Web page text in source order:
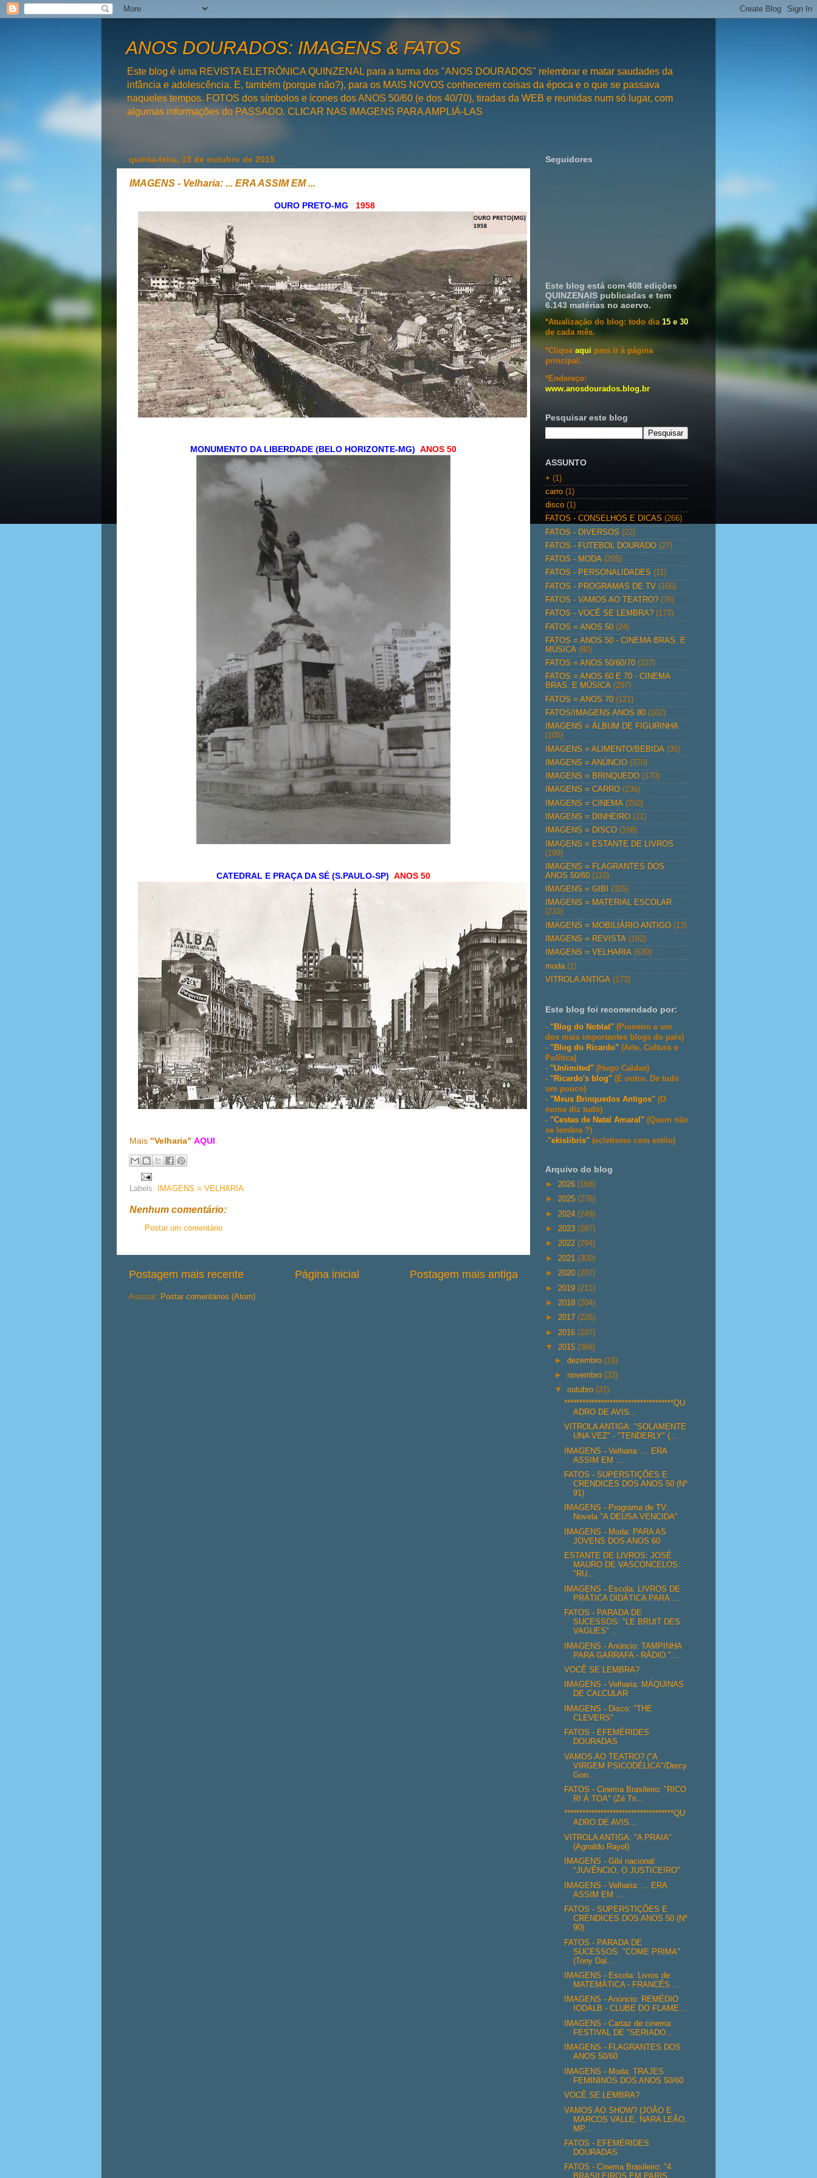
ANOS DOURADOS: IMAGENS & FATOS
Este blog é uma REVISTA ELETRÔNICA QUINZENAL para a turma dos "ANOS DOURADOS" relembrar e matar saudades da
infância e adolescência. E, também (porque não?), para os MAIS NOVOS conhecerem coisas da época e o que se passava
naqueles tempos. FOTOS dos símbolos e ícones dos ANOS 50/60 (e dos 40/70), tiradas da WEB e reunidas num só lugar, com
algumas informações do PASSADO. CLICAR NAS IMAGENS PARA AMPLIÁ-LAS
quinta-feira, 15 de outubro de 2015
IMAGENS - Velharia: ... ERA ASSIM EM ...
OURO PRETO-MG 1958
MONUMENTO DA LIBERDADE (BELO HORIZONTE-MG) ANOS 50
CATEDRAL E PRAÇA DA SÉ (S.PAULO-SP) ANOS 50
Mais "Velharia" AQUI.
Labels: IMAGENS = VELHARIA
Nenhum comentário:
Postar um comentário
Postagem mais recente Postagem mais antiga
Página inicial
Assinar: Postar comentários (Atom)
Seguidores
Este blog está com 408 edições
QUINZENAIS publicadas e tem
6.143 matérias no acervo.
*Atualização do blog: todo dia 15 e 30
de cada mês.
*Clique aqui para ir à página
principal.
*Endereço:
www.anosdourados.blog.br
Pesquisar este blog
ASSUNTO
+ (1)
carro (1)
disco (1)
FATOS - CONSELHOS E DICAS (266)
FATOS - DIVERSOS (22)
FATOS - FUTEBOL DOURADO (27)
FATOS - MODA (205)
FATOS - PERSONALIDADES (11)
FATOS - PROGRAMAS DE TV (166)
FATOS - VAMOS AO TEATRO? (76)
FATOS - VOCÊ SE LEMBRA? (173)
FATOS = ANOS 50 (24)
FATOS = ANOS 50 - CINEMA BRAS. E
MÚSICA (80)
FATOS = ANOS 50/60/70 (327)
FATOS = ANOS 60 E 70 - CINEMA
BRAS. E MÚSICA (297)
FATOS = ANOS 70 (121)
FATOS/IMAGENS ANOS 80 (162)
IMAGENS = ÁLBUM DE FIGURINHA
(105)
IMAGENS = ALIMENTO/BEBIDA (35)
IMAGENS = ANÚNCIO (370)
IMAGENS = BRINQUEDO (170)
IMAGENS = CARRO (236)
IMAGENS = CINEMA (250)
IMAGENS = DINHEIRO (21)
IMAGENS = DISCO (158)
IMAGENS = ESTANTE DE LIVROS
(199)
IMAGENS = FLAGRANTES DOS
ANOS 50/60 (110)
IMAGENS = GIBI
(325)
IMAGENS = MATERIAL ESCOLAR
(210)
IMAGENS = MOBILIÁRIO ANTIGO (13)
IMAGENS = REVISTA (182)
IMAGENS = VELHARIA (639)
moda (1)
VITROLA ANTIGA (173)
Este blog foi recomendado por:
- "Blog do Noblat" (Pioneiro e um
dos mais importantes blogs do país)
- "Blog do Ricardo" (Arte, Cultura e
Política)
- "Unlimited" (Hugo Caldas)
- "Ricardo's blog" (É outro. De tudo
um pouco)
- "Meus Brinquedos Antigos" (O
nome diz tudo)
- "Cestas de Natal Amaral" (Quem não
se lembra ?)
-"ekislibris" (ecletismo com estilo)
Arquivo do blog
► 2026 (168)
► 2025 (276)
► 2024 (249)
► 2023 (287)
► 2022 (294)
► 2021 (300)
► 2020 (207)
► 2019 (211)
► 2018 (204)
► 2017 (226)
► 2016 (297)
▼ 2015 (368)
►dezembro(16)
► novembro(32)
▼outubro(31)
************************************QU
ADRO DE AVIS...
VITROLA ANTIGA: "SOLAMENTE
UNA VEZ" - "TENDERLY" (...
IMAGENS - Velharia: ... ERA
ASSIM EM ...
FATOS - SUPERSTIÇÕES E
CRENDICES DOS ANOS 50 (Nº
91)
IMAGENS - Programa de TV:
Novela "A DEUSA VENCIDA"
IMAGENS - Moda: PARA AS
JOVENS DOS ANOS 60
ESTANTE DE LIVROS: JOSÉ
MAURO DE VASCONCELOS:
"RU...
IMAGENS - Escola: LIVROS DE
PRÁTICA DIDÁTICA PARA ...
FATOS - PARADA DE
SUCESSOS: "LE BRUIT DES
VAGUES" ...
IMAGENS - Anúncio: TAMPINHA
PARA GARRAFA - RÁDIO "...
VOCÊ SE LEMBRA?
IMAGENS - Velharia: MÁQUINAS
DE CALCULAR
IMAGENS - Disco: "THE
CLEVERS"
FATOS - EFEMÉRIDES
DOURADAS
VAMOS AO TEATRO? ("A
VIRGEM PSICODÉLICA"/Dercy
Gon...
FATOS - Cinema Brasileiro: "RICO
RI À TOA" (Zé Tri...
************************************QU
ADRO DE AVIS...
VITROLA ANTIGA: "A PRAIA"
(Agnaldo Rayol)
IMAGENS - Gibi nacional:
"JUVÊNCIO, O JUSTICEIRO"
IMAGENS - Velharia: ... ERA
ASSIM EM ...
FATOS - SUPERSTIÇÕES E
CRENDICES DOS ANOS 50 (Nº
90)
FATOS - PARADA DE
SUCESSOS: "COME PRIMA"
(Tony Dal...
IMAGENS - Escola: Livros de
MATEMÁTICA - FRANCÊS ...
IMAGENS - Anúncio: REMÉDIO
IODALB - CLUBE DO FLAME...
IMAGENS - Cartaz de cinema:
FESTIVAL DE "SERIADO...
IMAGENS - FLAGRANTES DOS
ANOS 50/60
IMAGENS - Moda: TRAJES
FEMININOS DOS ANOS 50/60
VOCÊ SE LEMBRA?
VAMOS AO SHOW? (JOÃO E
MARCOS VALLE, NARA LEÃO,
MP...
FATOS - EFEMÉRIDES
DOURADAS
FATOS - Cinema Brasileiro: "4